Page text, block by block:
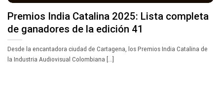
Premios India Catalina 2025: Lista completa
de ganadores de la edición 41
Desde la encantadora ciudad de Cartagena, los Premios India Catalina de
la Industria Audiovisual Colombiana [...]